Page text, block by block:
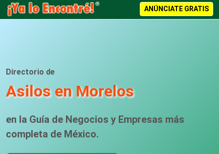
ANÚNCIATE GRATIS
Directorio de
Asilos en Morelos
en la Guía de Negocios y Empresas más
completa de México.